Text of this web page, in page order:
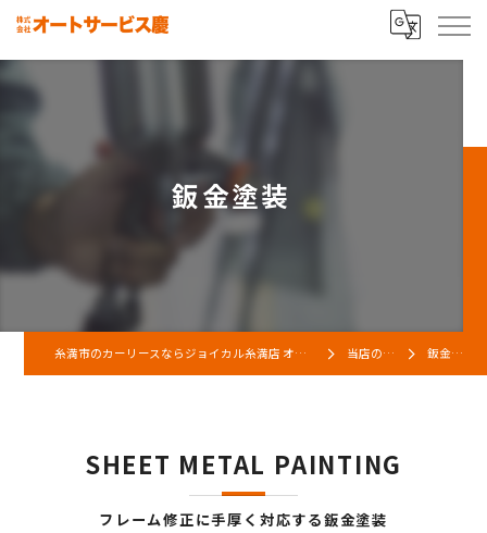
鈑金塗装
糸満市のカーリースならジョイカル糸満店 オートサービス慶 当店の特徴 鈑金塗装
フレーム修正に手厚く対応する鈑金塗装
SHEET METAL PAINTING